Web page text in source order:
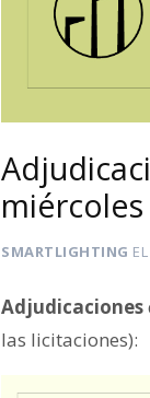
SMARTLIGHTING EL
Adjudicaciones
las licitaciones):